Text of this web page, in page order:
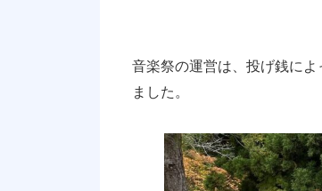
音楽祭の運営は、投げ銭に
ました。